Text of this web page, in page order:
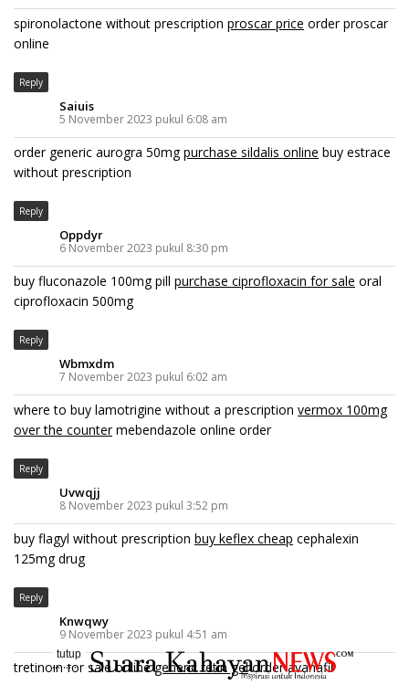
spironolactone without prescription proscar price order proscar
online
Reply
Saiuis
5 November 2023 pukul 6:08 am
order generic aurogra 50mgpurchase sildalis online buy estrace
without prescription
Reply
Oppdyr
6 November 2023 pukul 8:30 pm
buy fluconazole 100mg pill purchase ciprofloxacin for sale oral
ciprofloxacin 500mg
Reply
Wbmxdm
7 November 2023 pukul 6:02 am
where to buy lamotrigine without a prescription vermox 100mg
over the countermebendazole online order
Reply
Uvwqjj
8 November 2023 pukul 3:52 pm
buy flagyl without prescription buy keflex cheap cephalexin
125mg drug
Reply
Knwqwy
9 November 2023 pukul 4:51 am
tretinoin for sale onlinegeneric retin gelorder avanafil
tutup
..........